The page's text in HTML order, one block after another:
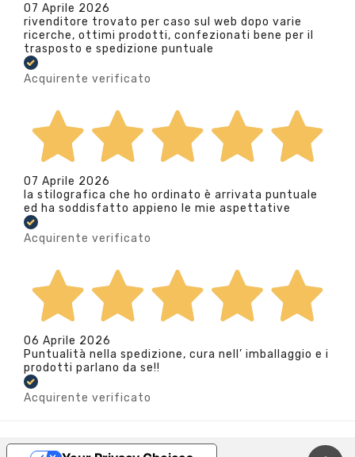
07 Aprile 2026
rivenditore trovato per caso sul web dopo varie
ricerche, ottimi prodotti, confezionati bene per il
trasposto e spedizione puntuale
Acquirente verificato
07 Aprile 2026
la stilografica che ho ordinato è arrivata puntuale
ed ha soddisfatto appieno le mie aspettative
Acquirente verificato
06 Aprile 2026
Puntualità nella spedizione, cura nell’ imballaggio e i
prodotti parlano da se!!
Acquirente verificato